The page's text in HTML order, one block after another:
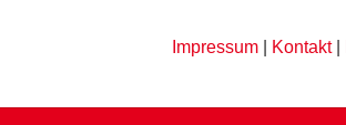
Impressum Kontakt|